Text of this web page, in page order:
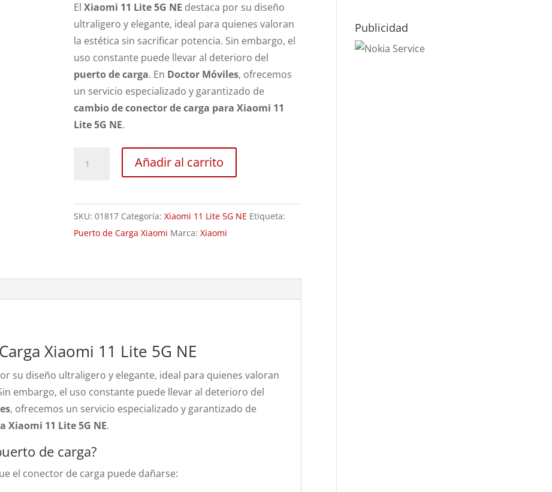
ElXiaomi 11 Lite 5G NE destaca por su diseño
ultraligero y elegante, ideal para quienes valoran
la estética sin sacrificar potencia. Sin embargo, el
uso constante puede llevar al deterioro del
puerto de carga. En Doctor Móviles, ofrecemos
un servicio especializado y garantizado de
cambio de conector de carga para Xiaomi 11
Lite 5G NE.
Carga
Xiaomi
11
Añadir al carrito
SKU:01817 Categoría:Xiaomi 11 Lite 5G NE Etiqueta:
Puerto de Carga Xiaomi Marca:Xiaomi
Xiaomi 11 Lite 5G NE
su diseño ultraligero y elegante, ideal para quienes valoran
embargo, el uso constante puede llevar al deterioro del
, ofrecemos un servicio especializado y garantizado de
Xiaomi 11 Lite 5G NE.
de carga?
el conector de carga puede dañarse:
Publicidad